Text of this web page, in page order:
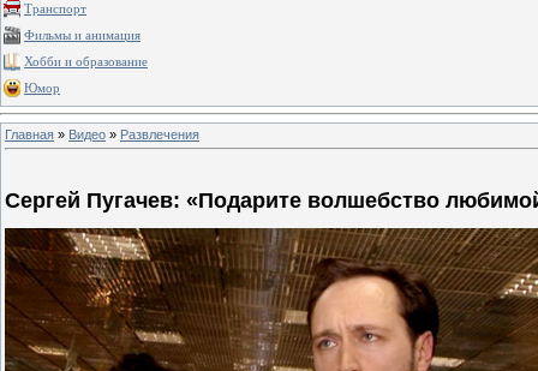
Транспорт
Фильмы и анимация
Хобби и образование
Юмор
Главная » Видео » Развлечения
Сергей Пугачев: «Подарите волшебство